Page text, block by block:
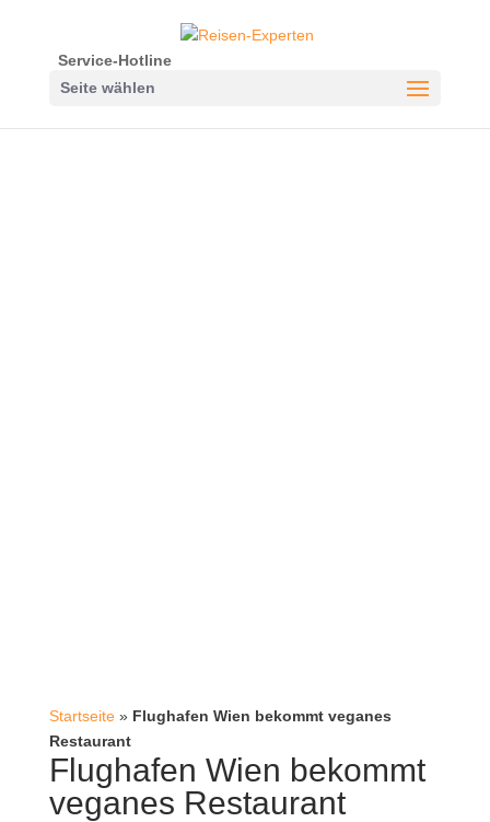
Service-Hotline
Seite wählen
Startseite» Flughafen Wien bekommt veganes
Restaurant
Flughafen Wien bekommt
veganes Restaurant